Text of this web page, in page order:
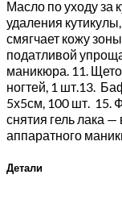
Масло по уходу за
удаления
смягчает кожу
податливой
маникюра. 11.
ногтей, 1 шт.13.
5х5см, 100 шт. 15.
снятия гель лака
аппаратного
Детали